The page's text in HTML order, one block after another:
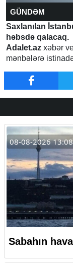
GÜNDƏM
Saxlanılan
həbsdə qalacaq.
Adalet.az xəbər
mənbələrə
08-08-2026 13:08
Sabahın